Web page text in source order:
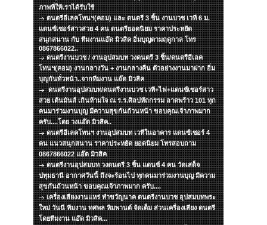
ภาพที่ให้เราได้รับใช้
ดนตรีอีเลคโทนฯ(คอม) และ ดนตรี 3 ชิ้น งานบวช เวที 6 ม.
แดนซ์เซอร์สาวสวย 4 คน ดนตรียอดนิยม ราคาประหยัด
สนุกสนาน กับ ทีมงานแอ๊ด มิวสิค อิ่มบุญตามฤดูกาล โทร
0867866022..
ดนตรีงานบวช / งานอุปสมบท วงดนตรี 3 ชิ้น/ดนตรีอีเลค
โทนฯ(คอม) งานกลางวัน + งานกลางคืน ตัวอย่างงานมาฝาก อิ่ม
บุญกันทั่วหน้า..จากทีมงาน แอ๊ด มิวสิค
ดนตรีงานอุปสมบท/ดนตรีงานบวช เวที+ไฟ+แดนซ์เซอร์สาว
สวย เต้นมันส์ เกินห้ามใจ ณ ร.ร.ศิลปหัถกรรม ลาดพร้าว 101 ทุก
คนมาร่วมงานบุญ มีความสุขกันถ้วนหน้า ขอบคุณเจ้าภาพมาก
ครับ....โดย วงแอ๊ด มิวสิค..
ดนตรีอีเลคโทนฯ งานอุปสมบท เวทีในอาคาร แดนซ์เซอร์ 4
คน แนวสนุกสนาน ราคาประหยัด ยอดนิยม โทรสอบถาม
0867866022 แอ๊ด มิวสิค
ดนตรีงานอุปสมบท วงดนตรี 3 ชิ้น แดนซ์ 4 คน วัดเสด็จ
ปทุมธานี อากาศวันนี้ ถึงจะร้อนไป ทุกคนมาร่วมงานบุญ มีความ
สุขกันถ้วนหน้า ขอบคุณเจ้าภาพมาก ครับ....
เครื่องเสียงงานแหร่ ทำขวัญนาค ดนตรีงานบวช อุปสมบทพระ
ใหม่ วันนี ทีมงาน ทศพล หิมพานต์ จัดเต็ม ส่วนเครื่องเสียง ดนตรี
โดยทีมงาน แอ๊ด มิวสิค...